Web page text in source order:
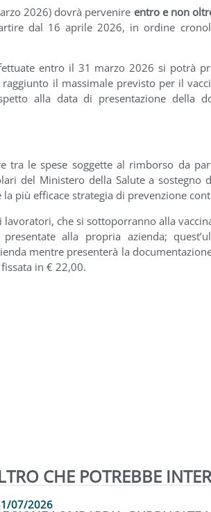
2026) dovrà pervenire entro e non
dal 16 aprile 2026, in ordine
entro il 31 marzo 2026 si potrà
il massimale previsto per il
alla data di presentazione della
tra le spese soggette al rimborso da
del Ministero della Salute a sostegno
più efficace strategia di prevenzione
che si sottoporranno alla
alla propria azienda;
mentre presenterà la
in € 22,00.
CHE POTREBBE
07/2026